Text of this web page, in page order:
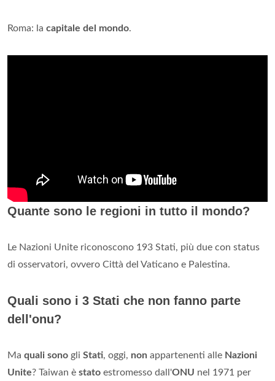
Roma: la capitale del mondo.
Quante sono le regioni in tutto il mondo?
Le Nazioni Unite riconoscono 193 Stati, più due con status
di osservatori, ovvero Città del Vaticano e Palestina.
Quali sono i 3 Stati che non fanno parte
dell'onu?
Ma quali sono gli Stati, oggi, non appartenenti alle Nazioni
Unite? Taiwan è stato estromesso dall'ONU nel 1971 per